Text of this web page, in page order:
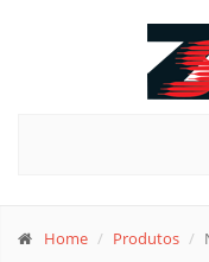
Home Produtos